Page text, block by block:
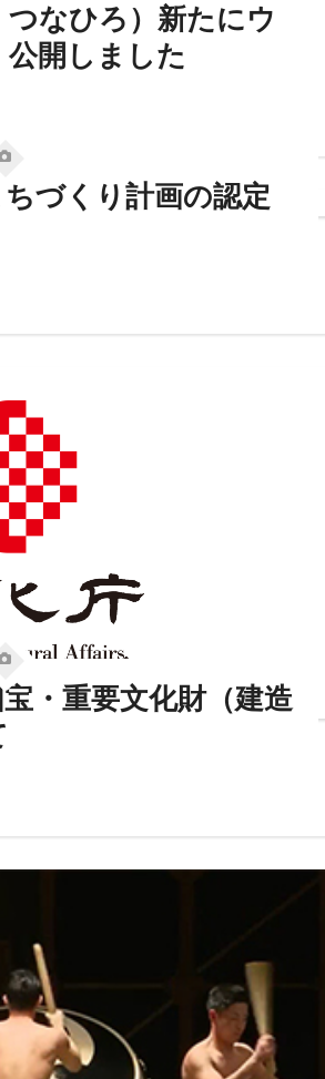
なひろ）新たにウ
開しました
づくり計画の認定
・重要文化財（建造